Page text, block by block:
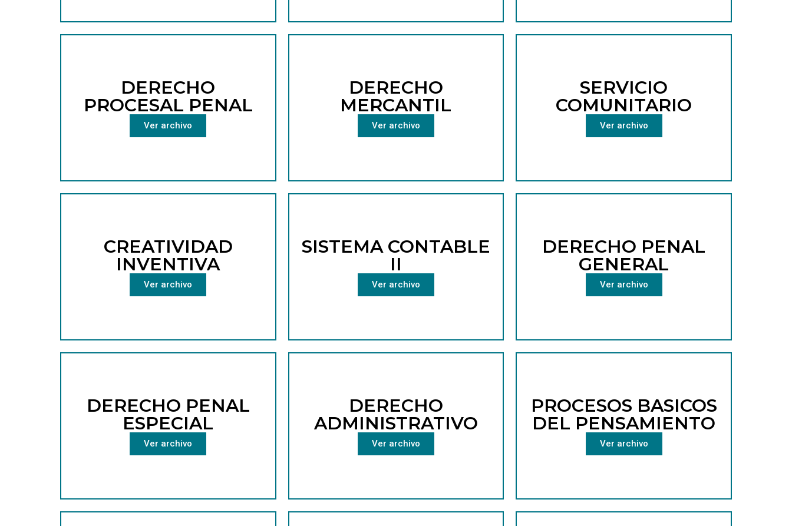
DERECHO
PROCESAL PENAL
Ver archivo
DERECHO
MERCANTIL
Ver archivo
SERVICIO
COMUNITARIO
Ver archivo
CREATIVIDAD
INVENTIVA
Ver archivo
SISTEMA CONTABLE
II
Ver archivo
DERECHO PENAL
GENERAL
Ver archivo
DERECHO PENAL
ESPECIAL
Ver archivo
DERECHO
ADMINISTRATIVO
Ver archivo
PROCESOS BASICOS
DEL PENSAMIENTO
Ver archivo